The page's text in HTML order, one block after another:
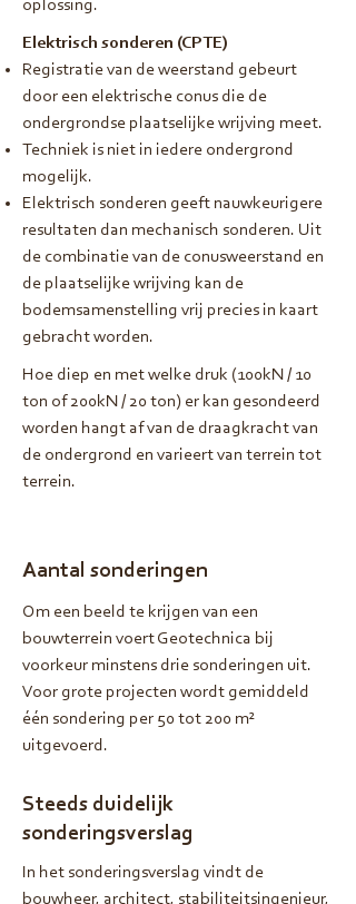
oplossing.
Elektrisch sonderen (CPTE)
Registratie van de weerstand gebeurt
door een elektrische conus die de
ondergrondse plaatselijke wrijving meet.
Techniek is niet in iedere ondergrond
mogelijk.
Elektrisch sonderen geeft nauwkeurigere
resultaten dan mechanisch sonderen. Uit
de combinatie van de conusweerstand en
de plaatselijke wrijving kan de
bodemsamenstelling vrij precies in kaart
gebracht worden.
Hoe diep en met welke druk (100kN / 10
ton of 200kN / 20 ton) er kan gesondeerd
worden hangt af van de draagkracht van
de ondergrond en varieert van terrein tot
terrein.
Aantal sonderingen
Om een beeld te krijgen van een
bouwterrein voert Geotechnica bij
voorkeur minstens drie sonderingen uit.
Voor grote projecten wordt gemiddeld
één sondering per 50 tot 200 m²
uitgevoerd.
Steeds duidelijk
sonderingsverslag
In het sonderingsverslag vindt de
bouwheer, architect, stabiliteitsingenieur,